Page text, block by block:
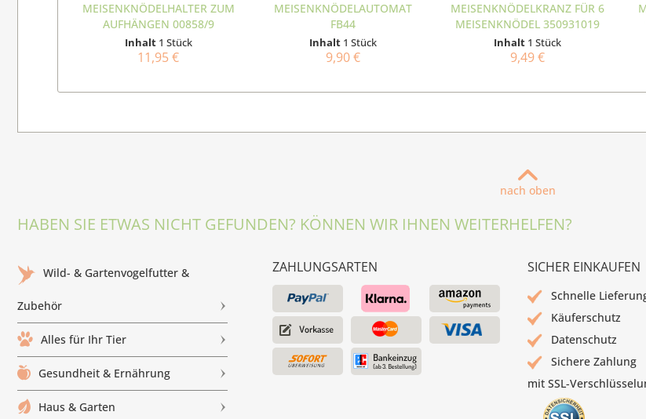
MEISENKNÖDELHALTER ZUM
AUFHÄNGEN 00858/9
Inhalt 1 Stück
11,95 €
MEISENKNÖDELAUTOMAT
FB44
Inhalt 1 Stück
9,90 €
MEISENKNÖDELKRANZ FÜR 6
MEISENKNÖDEL 350931019
Inhalt 1 Stück
9,49 €
nach oben
HABEN SIE ETWAS NICHT GEFUNDEN? KÖNNEN WIR IHNEN WEITERHELFEN?
Wild- & Gartenvogelfutter &
Zubehör
Alles für Ihr Tier
Gesundheit & Ernährung
Haus & Garten
ZAHLUNGSARTEN SICHER EINKAUFEN
Schnelle
Käuferschutz
Datenschutz
Sichere Zahlung
mit SSL-